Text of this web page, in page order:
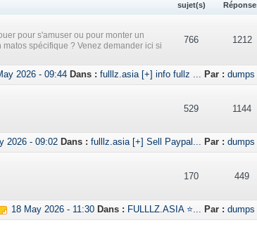
sujet(s)
pour s'amuser ou pour monter un
spécifique ? Venez demander ici si
766 1212
2026 - 09:44 Dans : fulllz.asia [+] info fullz ... Par : dumps
529 1144
2026 - 09:02 Dans : fulllz.asia [+] Sell Paypal... Par : dumps
170 449
18 May 2026 - 11:30 Dans : FULLLZ.ASIA ⭐... Par : dumps